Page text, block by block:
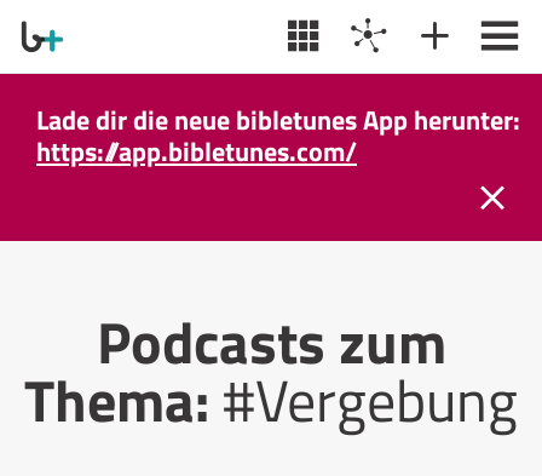
Lade dir die neue bibletunes App herunter:
https://app.bibletunes.com/
Podcasts zum
Thema:#Vergebung